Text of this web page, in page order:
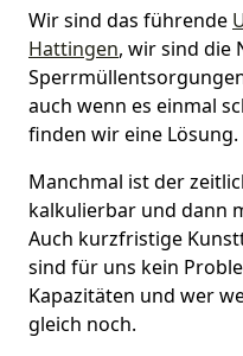
Wir sind das führende
Hattingen, wir sind die
auch wenn es einmal
finden wir eine Lösung.
Manchmal ist der
kalkulierbar und dann
Auch kurzfristige
sind für uns kein
Kapazitäten und wer
gleich noch.